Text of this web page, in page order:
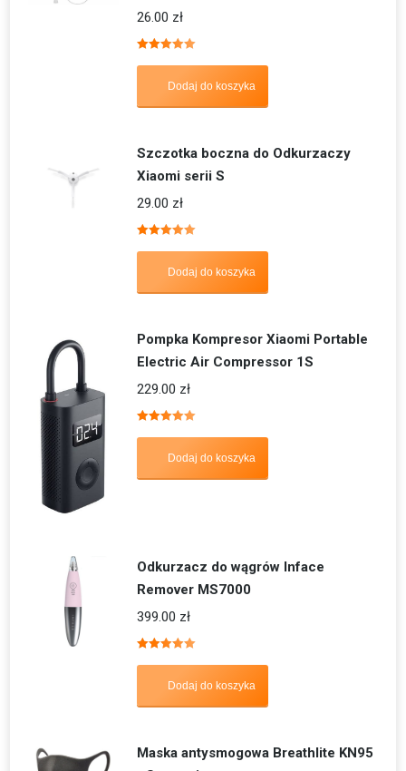
26.00 zł
5.00
Dodaj do koszyka
Szczotka boczna do Odkurzaczy
Xiaomi serii S
29.00 zł
5.00
Dodaj do koszyka
Pompka Kompresor Xiaomi Portable
Electric Air Compressor 1S
229.00 zł
5.00
Dodaj do koszyka
Odkurzacz do wągrów Inface
Remover MS7000
399.00 zł
5.00
Dodaj do koszyka
Maska antysmogowa Breathlite KN95